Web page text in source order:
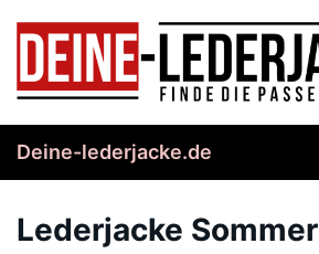
content
Deine-lederjacke.de
Lederjacke Sommer